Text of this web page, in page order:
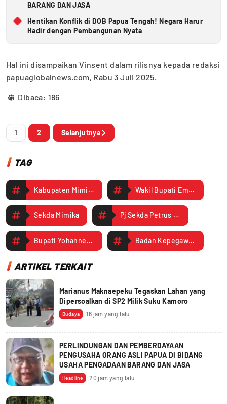
BARANG DAN JASA
Hentikan Konflik di DOB Papua Tengah! Negara Harur
Hadir dengan Pembangunan Nyata
Hal ini disampaikan Vinsent dalam rilisnya kepada redaksi
papuaglobalnews.com, Rabu 3 Juli 2025.
Dibaca: 186
1 2 Selanjutnya
TAG
Kabupaten Mimika Wakil Bupati Emanuel Kemong
Sekda Mimika Pj Sekda Petrus Yumte
Bupati Yohannes Rettob Badan Kepegawaian Nasional
ARTIKEL TERKAIT
Marianus Maknaepeku Tegaskan Lahan yang
Dipersoalkan di SP2 Milik Suku Kamoro
Budaya 16 jam yang lalu
PERLINDUNGAN DAN PEMBERDAYAAN
PENGUSAHA ORANG ASLI PAPUA DI BIDANG
USAHA PENGADAAN BARANG DAN JASA
Headline 20 jam yang lalu